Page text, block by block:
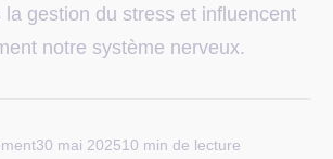
la gestion du stress et influencent
notre système nerveux.
30 mai 202510 min de lecture